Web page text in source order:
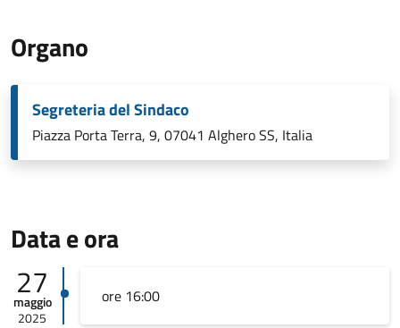
Organo
Segreteria del Sindaco
Piazza Porta Terra, 9, 07041 Alghero SS, Italia
Data e ora
27
maggio
2025
ore 16:00